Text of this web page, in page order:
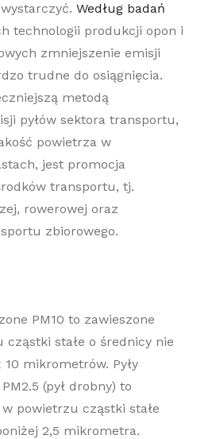
Według badań
technologii produkcji opon i
zmniejszenie emisji
trudne do osiągnięcia.
metodą
pyłów sektora transportu,
powietrza w
jest promocja
transportu, tj.
rowerowej oraz
zbiorowego.
PM10 to zawieszone
cząstki stałe o średnicy nie
mikrometrów. Pyły
(pył drobny) to
powietrzu cząstki stałe
2,5 mikrometra.